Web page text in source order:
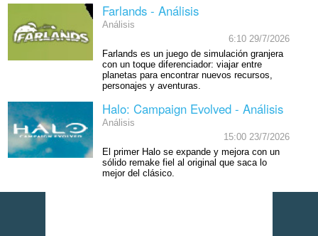
Farlands - Análisis
Análisis
6:10 29/7/2026
Farlands es un juego de simulación granjera
con un toque diferenciador: viajar entre
planetas para encontrar nuevos recursos,
personajes y aventuras.
Halo: Campaign Evolved - Análisis
Análisis
15:00 23/7/2026
El primer Halo se expande y mejora con un
sólido remake fiel al original que saca lo
mejor del clásico.